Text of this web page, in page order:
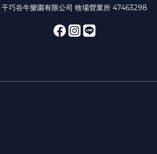
千巧谷牛樂園有限公司 牧場營業所 47463298